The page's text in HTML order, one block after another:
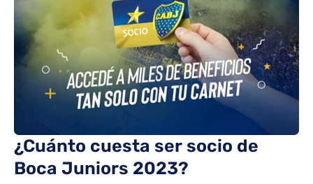
¿Cuánto cuesta ser socio de
Boca Juniors 2023?